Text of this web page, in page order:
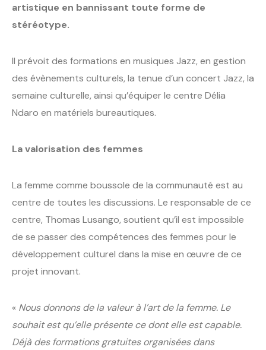
artistique en bannissant toute forme de
stéréotype.
Il prévoit des formations en musiques Jazz, en gestion
des évènements culturels, la tenue d’un concert Jazz, la
semaine culturelle, ainsi qu’équiper le centre Délia
Ndaro en matériels bureautiques.
La valorisation des femmes
La femme comme boussole de la communauté est au
centre de toutes les discussions. Le responsable de ce
centre, Thomas Lusango, soutient qu’il est impossible
de se passer des compétences des femmes pour le
développement culturel dans la mise en œuvre de ce
projet innovant.
« Nous donnons de la valeur à l’art de la femme. Le
souhait est qu’elle présente ce dont elle est capable.
Déjà des formations gratuites organisées dans